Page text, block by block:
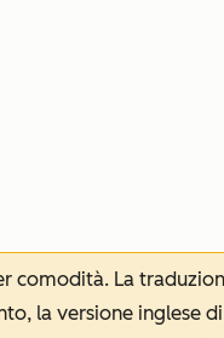
comodità. La
la versione inglese